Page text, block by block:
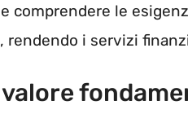
comprendere le
rendendo i servizi
valore